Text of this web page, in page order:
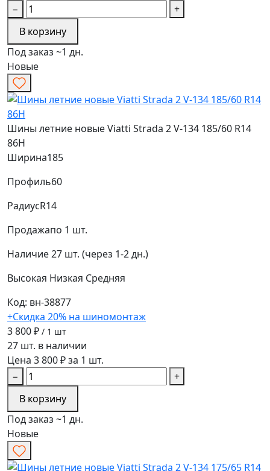
−
+
В корзину
Под заказ ~1 дн.
Новые
Шины летние новые Viatti Strada 2 V-134 185/60 R14
86H
Ширина185
Профиль60
РадиусR14
Продажапо 1 шт.
Наличие27 шт. (через 1-2 дн.)
Высокая Низкая Средняя
Код: вн-38877
+Скидка 20% на шиномонтаж
3 800 ₽ / 1 шт
27 шт. в наличии
Цена 3 800 ₽ за 1 шт.
−
+
В корзину
Под заказ ~1 дн.
Новые